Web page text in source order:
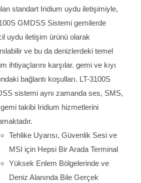
standart Iridium uydu iletişimiyle,
GMDSS Sistemi gemilerde
uydu iletişim ürünü olarak
ve bu da denizlerdeki temel
ihtiyaçlarını karşılar. gemi ve kıyı
bağlantı koşulları. LT-3100S
sistemi aynı zamanda ses, SMS,
takibi Iridium hizmetlerini
Tehlike Uyarısı, Güvenlik Sesi ve
MSI için Hepsi Bir Arada Terminal
Yüksek Enlem Bölgelerinde ve
Deniz Alanında Bile Gerçek